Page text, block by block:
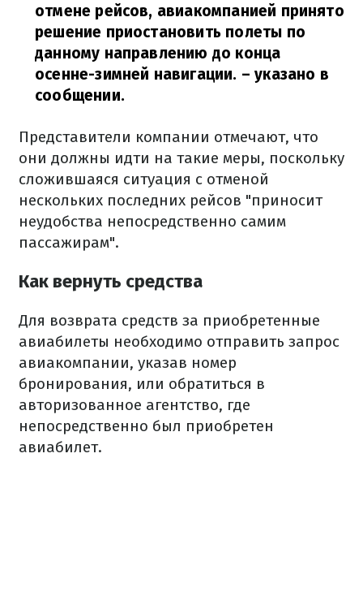
отмене рейсов, авиакомпанией принято
решение приостановить полеты по
данному направлению до конца
осенне-зимней навигации. – указано в
сообщении.
Представители компании отмечают, что
они должны идти на такие меры, поскольку
сложившаяся ситуация с отменой
нескольких последних рейсов "приносит
неудобства непосредственно самим
пассажирам".
Как вернуть средства
Для возврата средств за приобретенные
авиабилеты необходимо отправить запрос
авиакомпании, указав номер
бронирования, или обратиться в
авторизованное агентство, где
непосредственно был приобретен
авиабилет.